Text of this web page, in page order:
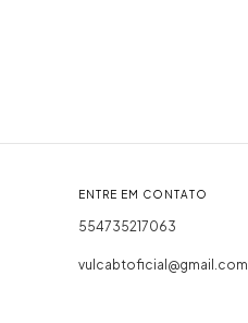
ENTRE EM CONTATO
554735217063
vulcabtoficial@gmail.com